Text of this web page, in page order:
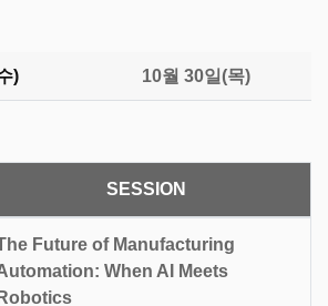
) 10월 30일(목)
SESSION
Future of Manufacturing
When AI Meets
Robotics